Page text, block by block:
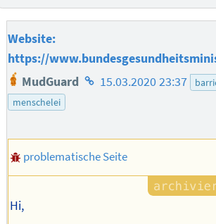
Website:
https://
MudGuard Homepage
15.03.2020 23:37
menschelei
problematische Seite
Hi,